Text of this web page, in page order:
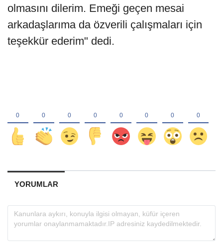
olmasını dilerim. Emeği geçen mesai
arkadaşlarıma da özverili çalışmaları için
teşekkür ederim" dedi.
YORUMLAR